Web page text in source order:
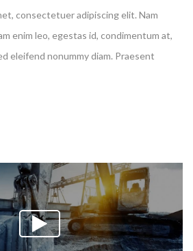
consectetuer adipiscing elit. Nam
enim leo, egestas id, condimentum at,
eleifend nonummy diam. Praesent